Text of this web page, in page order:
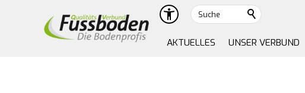
Suche
AKTUELLES UNSER VERBUND